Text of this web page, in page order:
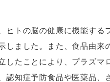
ヒトの脳の健康に機能する
しました。また、食品由来
したことにより、プラズマ
認知症予防食品や医薬品、